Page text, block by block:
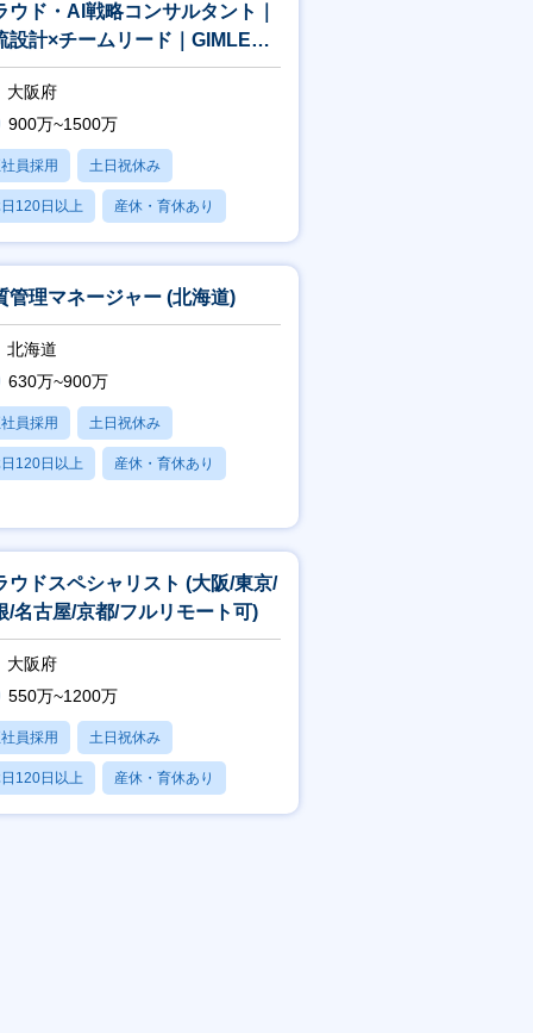
ウド・AI戦略コンサルタント｜
設計×チームリード｜GIMLE事
The AI Allian
大阪府
900万~1500万
員採用 土日祝休み
120日以上 産休・育休あり
あり
管理マネージャー (北海道)
北海道
630万~900万
員採用 土日祝休み
120日以上 産休・育休あり
ウドスペシャリスト (大阪/東京/
/名古屋/京都/フルリモート可)
大阪府
550万~1200万
員採用 土日祝休み
120日以上 産休・育休あり
あり